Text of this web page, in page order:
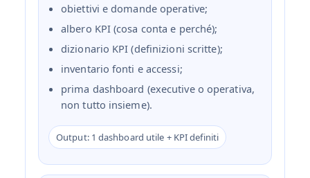
obiettivi e domande operative;
albero KPI (cosa conta e perché);
dizionario KPI (definizioni scritte);
inventario fonti e accessi;
prima dashboard (executive o operativa,
non tutto insieme).
Output: 1 dashboard utile + KPI definiti